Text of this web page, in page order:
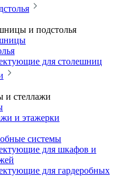
и подстолья
для столешниц
стеллажи
и этажерки
системы
для шкафов и
для гардеробных